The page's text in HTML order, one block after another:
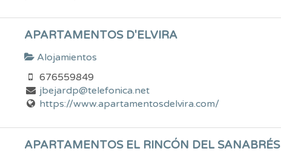
APARTAMENTOS D'ELVIRA
Alojamientos
676559849
jbejardp@telefonica.net
https://www.apartamentosdelvira.com/
APARTAMENTOS EL RINCÓN DEL SANABRÉS